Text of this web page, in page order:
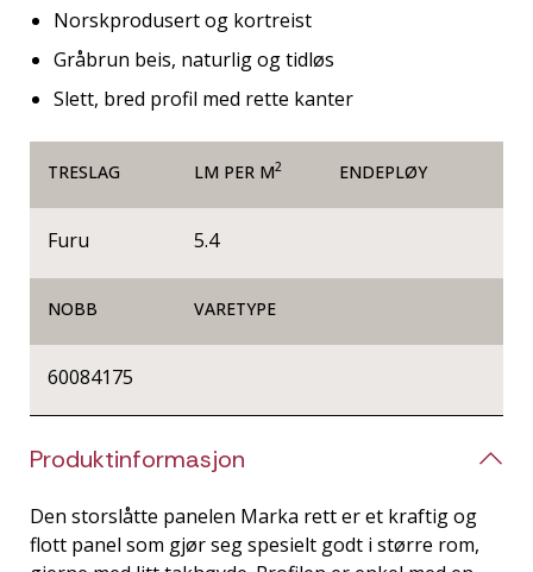
Norskprodusert og kortreist
Gråbrun beis, naturlig og tidløs
Slett, bred profil med rette kanter
TRESLAG LM PER M2 ENDEPLØY
Furu 5.4
NOBB VARETYPE
60084175
Produktinformasjon
Den storslåtte panelen Marka rett er et kraftig og
flott panel som gjør seg spesielt godt i større rom,